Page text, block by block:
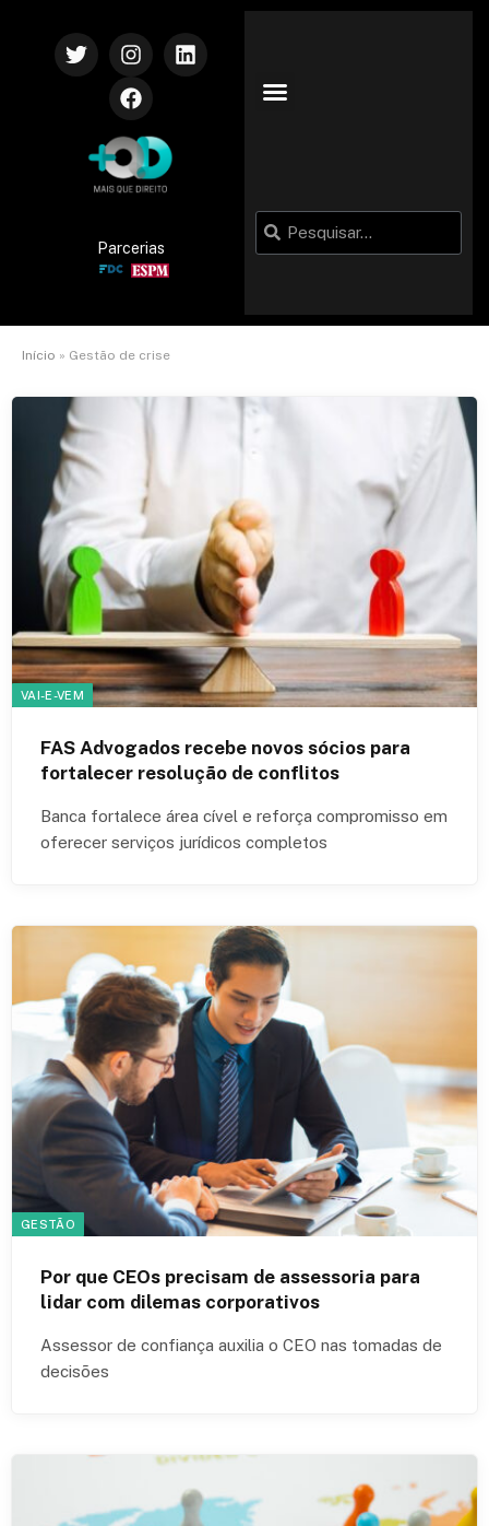
Parcerias
Início » Gestão de crise
VAI-E-VEM
FAS Advogados recebe novos sócios para
fortalecer resolução de conflitos
Banca fortalece área cível e reforça compromisso em
oferecer serviços jurídicos completos
GESTÃO
Por que CEOs precisam de assessoria para
lidar com dilemas corporativos
Assessor de confiança auxilia o CEO nas tomadas de
decisões